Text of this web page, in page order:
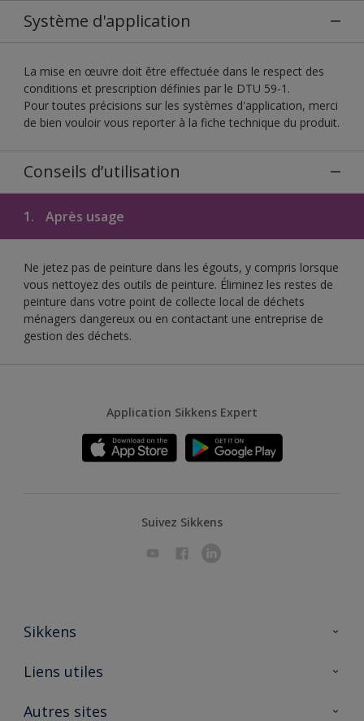
Système d'application
La mise en œuvre doit être effectuée dans le respect des
conditions et prescription définies par le DTU 59-1.
Pour toutes précisions sur les systèmes d'application, merci
de bien vouloir vous reporter à la fiche technique du produit.
Conseils d’utilisation
1. Après usage
Ne jetez pas de peinture dans les égouts, y compris lorsque
vous nettoyez des outils de peinture. Éliminez les restes de
peinture dans votre point de collecte local de déchets
ménagers dangereux ou en contactant une entreprise de
gestion des déchets.
Application Sikkens Expert
Suivez Sikkens
Sikkens
A propos de Sikkens
Liens utiles
Ouvrir un magasin PASS
Autres sites